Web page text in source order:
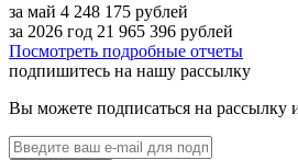
за май 4 248 175 рублей
за 2026 год 21 965 396 рублей
Посмотреть подробные отчеты
подпишитесь на нашу рассылку
Вы можете подписаться на